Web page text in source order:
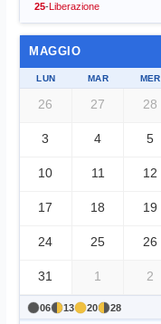
25- Liberazione
MAGGIO
LUN MAR MER
26 27 28
3 4 5
10 11 12
17 18 19
24 25 26
31 1 2
06 13 20 28